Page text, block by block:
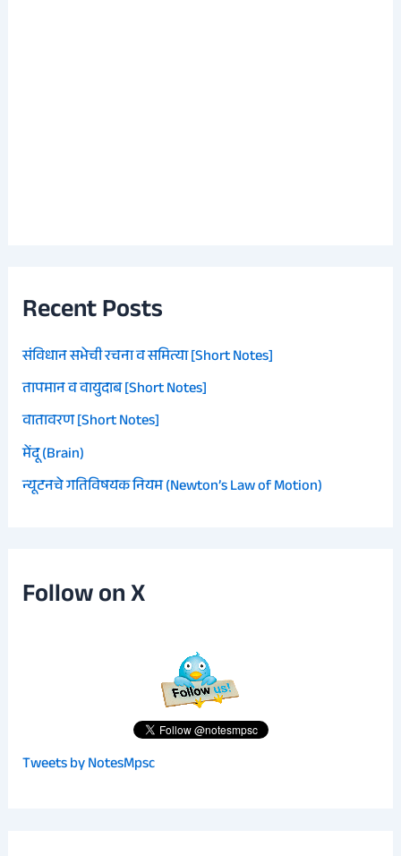
Recent Posts
संविधान सभेची रचना व समित्या [Short Notes]
तापमान व वायुदाब [Short Notes]
वातावरण [Short Notes]
मेंदू (Brain)
न्यूटनचे गतिविषयक नियम (Newton’s Law of Motion)
Follow on X
Tweets by NotesMpsc